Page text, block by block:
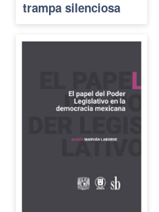
trampa silenciosa